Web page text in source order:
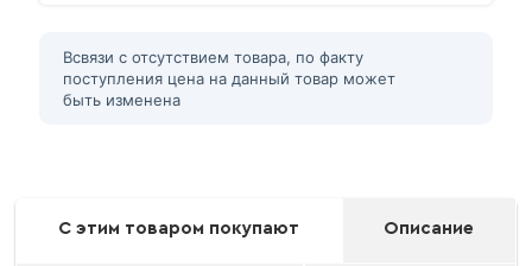
Всвязи с отсутствием товара, по факту
поступления цена на данный товар может
быть изменена
С этим товаром покупают Описание